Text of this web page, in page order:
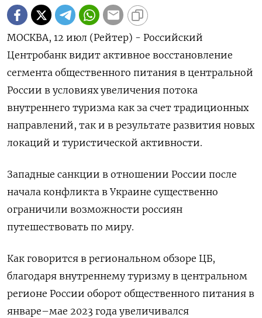
МОСКВА, 12 июл (Рейтер) - Российский
Центробанк видит активное восстановление
сегмента общественного питания в центральной
России в условиях увеличения потока
внутреннего туризма как за счет традиционных
направлений, так и в результате развития новых
локаций и туристической активности.
Западные санкции в отношении России после
начала конфликта в Украине существенно
ограничили возможности россиян
путешествовать по миру.
Как говорится в региональном обзоре ЦБ,
благодаря внутреннему туризму в центральном
регионе России оборот общественного питания в
январе–мае 2023 года увеличивался